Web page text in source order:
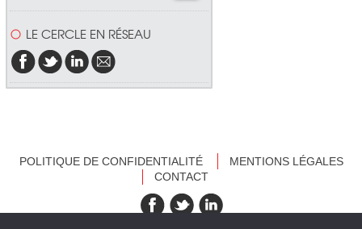
LE CERCLE EN RÉSEAU
POLITIQUE DE CONFIDENTIALITÉ
MENTIONS LÉGALES
CONTACT